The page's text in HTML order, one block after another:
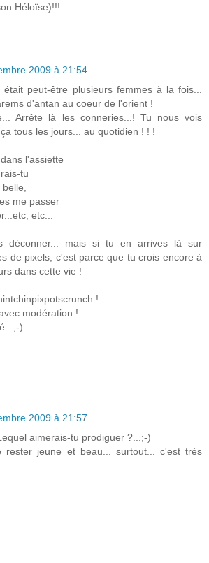
Héloïse)!!!
2009 à 21:54
était peut-être plusieurs femmes à la fois...
d'antan au coeur de l'orient !
Arrête là les conneries...! Tu nous vois
tous les jours... au quotidien ! ! !
l'assiette
tu
me passer
etc...
déconner... mais si tu en arrives là sur
de pixels, c'est parce que tu crois encore à
dans cette vie !
!
modération !
)
2009 à 21:57
aimerais-tu prodiguer ?...;-)
rester jeune et beau... surtout... c'est très